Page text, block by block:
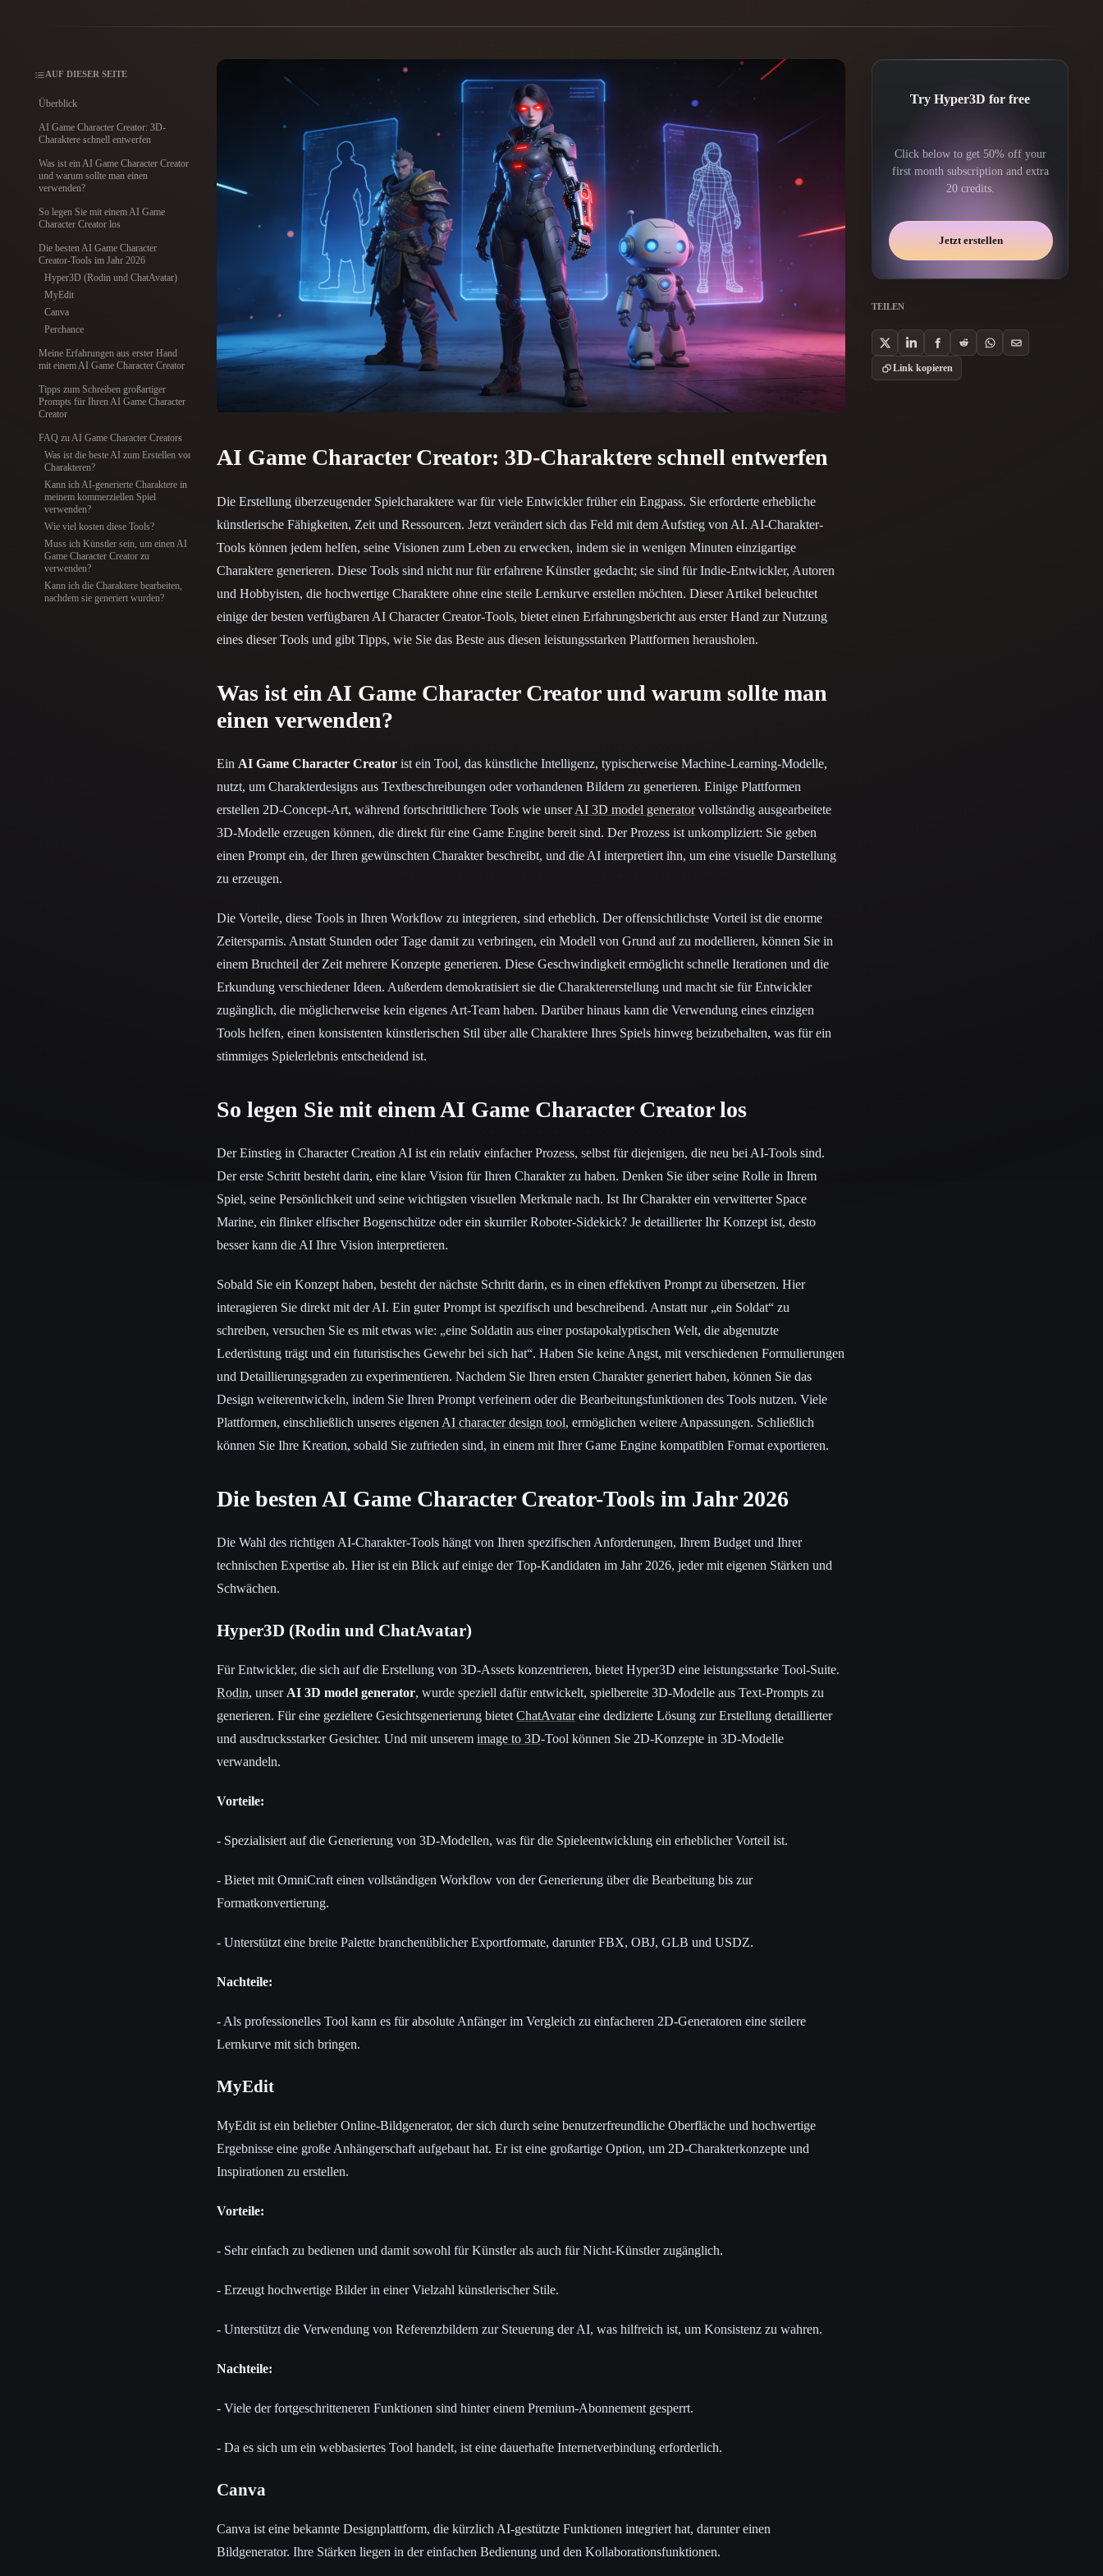
Game
Automotive
NFT Creation VR/AR
Character
Design
Plug-Ins
Blender Unreal Godot Maya 3DS Max ComfyUI
Stile
Abstract Cartoon Cel-Shaded Fantasy
Hand-Painted Industrial Isometric Low Poly Medieval
Organic Photorealistic Pixel Art Realistic Retro Stylized Voxel
AUF DIESER SEITE
Überblick
AI Game Character Creator: 3D-
Charaktere schnell entwerfen
Was ist ein AI Game Character Creator
und warum sollte man einen
verwenden?
So legen Sie mit einem AI Game
Character Creator los
Die besten AI Game Character
Creator-Tools im Jahr 2026
Hyper3D (Rodin und ChatAvatar)
MyEdit
Canva
Perchance
Meine Erfahrungen aus erster Hand
mit einem AI Game Character Creator
Tipps zum Schreiben großartiger
Prompts für Ihren AI Game Character
Creator
FAQ zu AI Game Character Creators
Was ist die beste AI zum Erstellen von
Charakteren?
Kann ich AI-generierte Charaktere in
meinem kommerziellen Spiel
verwenden?
Wie viel kosten diese Tools?
Muss ich Künstler sein, um einen AI
Game Character Creator zu
verwenden?
Kann ich die Charaktere bearbeiten,
nachdem sie generiert wurden?
AI Game Character Creator: 3D-Charaktere schnell entwerfen
Die Erstellung überzeugender Spielcharaktere war für viele Entwickler früher ein Engpass. Sie erforderte erhebliche
künstlerische Fähigkeiten, Zeit und Ressourcen. Jetzt verändert sich das Feld mit dem Aufstieg von AI. AI-Charakter-
Tools können jedem helfen, seine Visionen zum Leben zu erwecken, indem sie in wenigen Minuten einzigartige
Charaktere generieren. Diese Tools sind nicht nur für erfahrene Künstler gedacht; sie sind für Indie-Entwickler, Autoren
und Hobbyisten, die hochwertige Charaktere ohne eine steile Lernkurve erstellen möchten. Dieser Artikel beleuchtet
einige der besten verfügbaren AI Character Creator-Tools, bietet einen Erfahrungsbericht aus erster Hand zur Nutzung
eines dieser Tools und gibt Tipps, wie Sie das Beste aus diesen leistungsstarken Plattformen herausholen.
Was ist ein AI Game Character Creator und warum sollte man
einen verwenden?
Ein AI Game Character Creator ist ein Tool, das künstliche Intelligenz, typischerweise Machine-Learning-Modelle,
nutzt, um Charakterdesigns aus Textbeschreibungen oder vorhandenen Bildern zu generieren. Einige Plattformen
erstellen 2D-Concept-Art, während fortschrittlichere Tools wie unserAI 3D model generatorvollständig ausgearbeitete
3D-Modelle erzeugen können, die direkt für eine Game Engine bereit sind. Der Prozess ist unkompliziert: Sie geben
einen Prompt ein, der Ihren gewünschten Charakter beschreibt, und die AI interpretiert ihn, um eine visuelle Darstellung
zu erzeugen.
Die Vorteile, diese Tools in Ihren Workflow zu integrieren, sind erheblich. Der offensichtlichste Vorteil ist die enorme
Zeitersparnis. Anstatt Stunden oder Tage damit zu verbringen, ein Modell von Grund auf zu modellieren, können Sie in
einem Bruchteil der Zeit mehrere Konzepte generieren. Diese Geschwindigkeit ermöglicht schnelle Iterationen und die
Erkundung verschiedener Ideen. Außerdem demokratisiert sie die Charaktererstellung und macht sie für Entwickler
zugänglich, die möglicherweise kein eigenes Art-Team haben. Darüber hinaus kann die Verwendung eines einzigen
Tools helfen, einen konsistenten künstlerischen Stil über alle Charaktere Ihres Spiels hinweg beizubehalten, was für ein
stimmiges Spielerlebnis entscheidend ist.
So legen Sie mit einem AI Game Character Creator los
Der Einstieg in Character Creation AI ist ein relativ einfacher Prozess, selbst für diejenigen, die neu bei AI-Tools sind.
Der erste Schritt besteht darin, eine klare Vision für Ihren Charakter zu haben. Denken Sie über seine Rolle in Ihrem
Spiel, seine Persönlichkeit und seine wichtigsten visuellen Merkmale nach. Ist Ihr Charakter ein verwitterter Space
Marine, ein flinker elfischer Bogenschütze oder ein skurriler Roboter-Sidekick? Je detaillierter Ihr Konzept ist, desto
besser kann die AI Ihre Vision interpretieren.
Sobald Sie ein Konzept haben, besteht der nächste Schritt darin, es in einen effektiven Prompt zu übersetzen. Hier
interagieren Sie direkt mit der AI. Ein guter Prompt ist spezifisch und beschreibend. Anstatt nur „ein Soldat“ zu
schreiben, versuchen Sie es mit etwas wie: „eine Soldatin aus einer postapokalyptischen Welt, die abgenutzte
Lederüstung trägt und ein futuristisches Gewehr bei sich hat“. Haben Sie keine Angst, mit verschiedenen Formulierungen
und Detaillierungsgraden zu experimentieren. Nachdem Sie Ihren ersten Charakter generiert haben, können Sie das
Design weiterentwickeln, indem Sie Ihren Prompt verfeinern oder die Bearbeitungsfunktionen des Tools nutzen. Viele
Plattformen, einschließlich unseres eigenen AI character design tool, ermöglichen weitere Anpassungen. Schließlich
können Sie Ihre Kreation, sobald Sie zufrieden sind, in einem mit Ihrer Game Engine kompatiblen Format exportieren.
Die besten AI Game Character Creator-Tools im Jahr 2026
Die Wahl des richtigen AI-Charakter-Tools hängt von Ihren spezifischen Anforderungen, Ihrem Budget und Ihrer
technischen Expertise ab. Hier ist ein Blick auf einige der Top-Kandidaten im Jahr 2026, jeder mit eigenen Stärken und
Schwächen.
Hyper3D (Rodin und ChatAvatar)
Für Entwickler, die sich auf die Erstellung von 3D-Assets konzentrieren, bietet Hyper3D eine leistungsstarke Tool-Suite.
Rodin, unser AI 3D model generator, wurde speziell dafür entwickelt, spielbereite 3D-Modelle aus Text-Prompts zu
generieren. Für eine gezieltere Gesichtsgenerierung bietetChatAvatareine dedizierte Lösung zur Erstellung detaillierter
und ausdrucksstarker Gesichter. Und mit unseremimage to 3D-Tool können Sie 2D-Konzepte in 3D-Modelle
verwandeln.
Vorteile:
- Spezialisiert auf die Generierung von 3D-Modellen, was für die Spieleentwicklung ein erheblicher Vorteil ist.
- Bietet mit OmniCraft einen vollständigen Workflow von der Generierung über die Bearbeitung bis zur
Formatkonvertierung.
- Unterstützt eine breite Palette branchenüblicher Exportformate, darunter FBX, OBJ, GLB und USDZ.
Nachteile:
- Als professionelles Tool kann es für absolute Anfänger im Vergleich zu einfacheren 2D-Generatoren eine steilere
Lernkurve mit sich bringen.
MyEdit
MyEdit ist ein beliebter Online-Bildgenerator, der sich durch seine benutzerfreundliche Oberfläche und hochwertige
Ergebnisse eine große Anhängerschaft aufgebaut hat. Er ist eine großartige Option, um 2D-Charakterkonzepte und
Inspirationen zu erstellen.
Vorteile:
- Sehr einfach zu bedienen und damit sowohl für Künstler als auch für Nicht-Künstler zugänglich.
- Erzeugt hochwertige Bilder in einer Vielzahl künstlerischer Stile.
- Unterstützt die Verwendung von Referenzbildern zur Steuerung der AI, was hilfreich ist, um Konsistenz zu wahren.
Nachteile:
- Viele der fortgeschritteneren Funktionen sind hinter einem Premium-Abonnement gesperrt.
- Da es sich um ein webbasiertes Tool handelt, ist eine dauerhafte Internetverbindung erforderlich.
Canva
Canva ist eine bekannte Designplattform, die kürzlich AI-gestützte Funktionen integriert hat, darunter einen
Bildgenerator. Ihre Stärken liegen in der einfachen Bedienung und den Kollaborationsfunktionen.
Try Hyper3D for free
Click below to get 50% off your
first month subscription and extra
20 credits.
Jetzt erstellen
TEILEN
Link kopieren